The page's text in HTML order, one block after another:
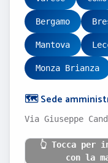
Bergamo
Mantova
Monza Brianza
🗺️ Sede
Via Giuseppe
👆 Tocca per
con la